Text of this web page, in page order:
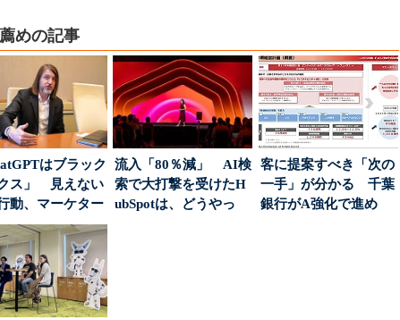
めの記事
はブラック
ス」 見えない
動、マーケター
れた打ち...
流入「80％減」 AI検
索で大打撃を受けたH
ubSpotは、どうやっ
客に提案すべき「次の
一手」が分かる 千葉
銀行がA強化で進め